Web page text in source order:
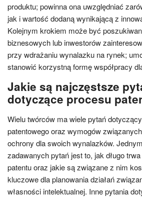
produktu; powinna ona uwzględniać
jak i wartość dodaną wynikającą z
Kolejnym krokiem może być
biznesowych lub inwestorów
przy wdrażaniu wynalazku na rynek;
stanowić korzystną formę współpracy
Jakie są najczęstsze
dotyczące procesu
Wielu twórców ma wiele pytań
patentowego oraz wymogów
ochrony dla swoich wynalazków.
zadawanych pytań jest to, jak długo
patentu oraz jakie są związane z nim
kluczowe dla planowania działań
własności intelektualnej. Inne pytania